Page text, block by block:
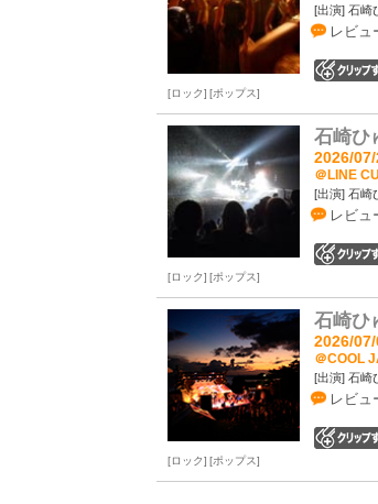
[出演] 石崎
レビュ
ロック ポップス
石崎ひ
2026/
＠LINE
[出演] 石崎
レビュ
ロック ポップス
石崎ひ
2026/
＠COOL
[出演] 石崎
レビュ
ロック ポップス